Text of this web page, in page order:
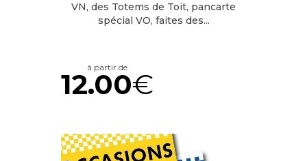
VN, des Totems de Toit, pancarte
spécial VO, faites des...
à partir de
12.00€